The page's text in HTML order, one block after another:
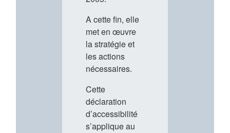
A cette fin, elle
met en œuvre
la stratégie et
les actions
nécessaires.
Cette
déclaration
d’accessibilité
s’applique au